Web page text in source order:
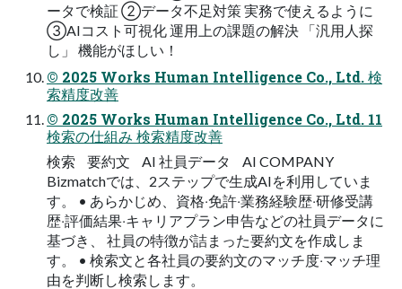
ータで検証 ②データ不⾜対策 実務で使えるように
③AIコスト可視化 運⽤上の課題の解決 「汎⽤⼈探
し」 機能がほしい！
© 2025 Works Human Intelligence Co., Ltd. 検
索精度改善
© 2025 Works Human Intelligence Co., Ltd. 11
検索の仕組み 検索精度改善
検索 要約文 AI 社員データ AI COMPANY
Bizmatchでは、2ステップで⽣成AIを利⽤していま
す。 • あらかじめ、資格‧免許‧業務経験歴‧研修受講
歴‧評価結果‧キャリアプラン申告などの社員データに
基づき、 社員の特徴が詰まった要約⽂を作成しま
す。 • 検索⽂と各社員の要約⽂のマッチ度‧マッチ理
由を判断し検索します。